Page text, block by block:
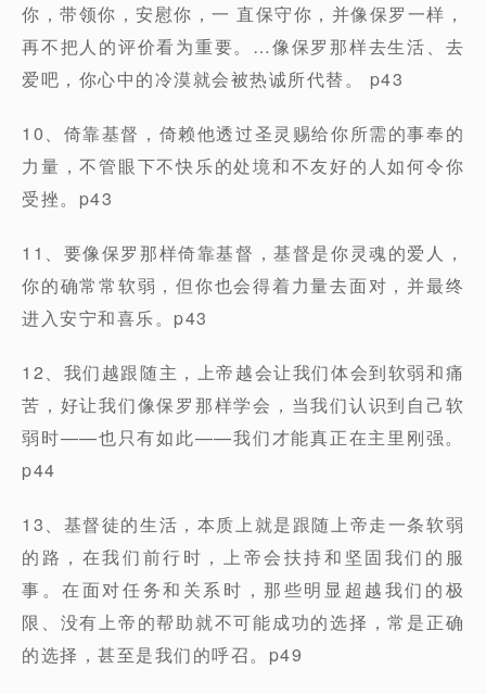
你，带领你，安慰你，一 直保守你，并像保罗一样，
再不把人的评价看为重要。…像保罗那样去生活、去
爱吧，你心中的冷漠就会被热诚所代替。 p43
10、倚靠基督，倚赖他透过圣灵赐给你所需的事奉的
力量，不管眼下不快乐的处境和不友好的人如何令你
受挫。p43
11、要像保罗那样倚靠基督，基督是你灵魂的爱人，
你的确常常软弱，但你也会得着力量去面对，并最终
进入安宁和喜乐。p43
12、我们越跟随主，上帝越会让我们体会到软弱和痛
苦，好让我们像保罗那样学会，当我们认识到自己软
弱时——也只有如此——我们才能真正在主里刚强。
p44
13、基督徒的生活，本质上就是跟随上帝走一条软弱
的路，在我们前行时，上帝会扶持和坚固我们的服
事。在面对任务和关系时，那些明显超越我们的极
限、没有上帝的帮助就不可能成功的选择，常是正确
的选择，甚至是我们的呼召。p49